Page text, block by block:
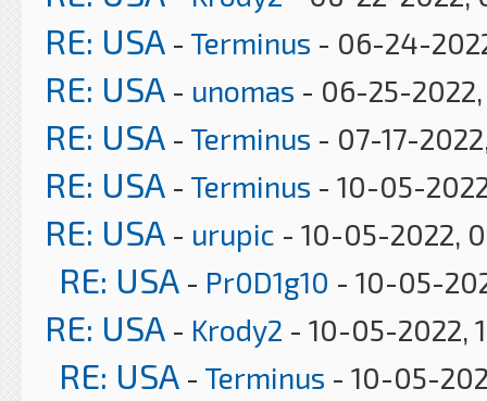
RE: USA - Terminus - 06-24-
RE: USA - unomas - 06-25-2022,
RE: USA - Terminus - 07-17-
RE: USA - Terminus - 10-05-
RE: USA - urupic - 10-05-2022,
RE: USA - Pr0D1g10 - 10-05-
RE: USA - Krody2 - 10-05-2022,
RE: USA - Terminus - 10-05-